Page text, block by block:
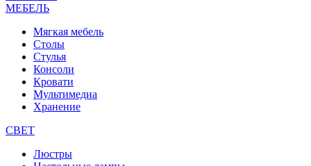
МЕБЕЛЬ
Мягкая мебель
Столы
Стулья
Консоли
Кровати
Мультимедиа
Хранение
СВЕТ
Люстры